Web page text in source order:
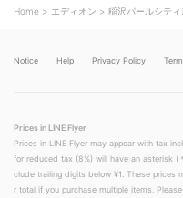
o
w
Home エディオン 稲沢パールシティ
Notice Help Privacy Policy
Prices in LINE Flyer
Prices in LINE Flyer may appear with tax
for reduced tax (8%) will have an asterisk (
clude trailing digits below ¥1. These prices
r total if you purchase multiple items.